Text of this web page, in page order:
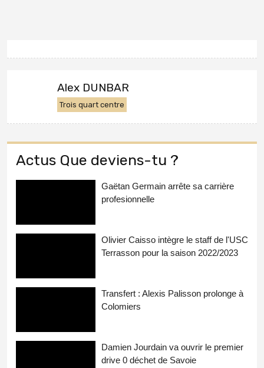
Alex DUNBAR
Trois quart centre
Actus Que deviens-tu ?
Gaëtan Germain arrête sa carrière
profesionnelle
Olivier Caisso intègre le staff de l'USC
Terrasson pour la saison 2022/2023
Transfert : Alexis Palisson prolonge à
Colomiers
Damien Jourdain va ouvrir le premier
drive 0 déchet de Savoie